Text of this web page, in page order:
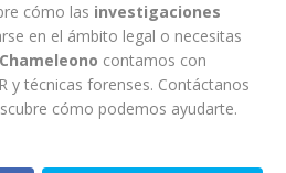
cómo las investigaciones
en el ámbito legal o necesitas
Chameleono contamos con
y técnicas forenses. Contáctanos
cómo podemos ayudarte.